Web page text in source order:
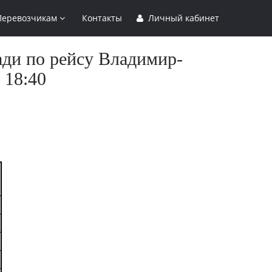
Контакты Личный кабинет
по рейсу Владимир-
18:40